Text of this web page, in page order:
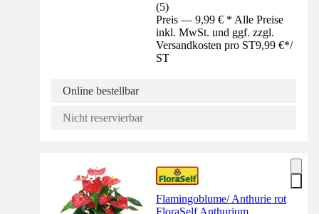
(5)
Preis — 9,99 € * Alle Preise
inkl. MwSt. und ggf. zzgl.
Versandkosten pro ST9,99 €*/
ST
Online bestellbar
Nicht reservierbar
Flamingoblume/ Anthurie rot
FloraSelf Anthurium